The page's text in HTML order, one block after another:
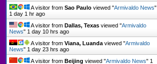
A visitor fromSao Paulo viewed "Armivaldo News"
1 day 1 hr ago
A visitor from Dallas, Texas viewed "Armivaldo
News" 1 day 10 hrs ago
A visitor fromViana, Luanda viewed "Armivaldo
News" 1 day 23 hrs ago
A visitor from Beijing viewed "Armivaldo News" 1